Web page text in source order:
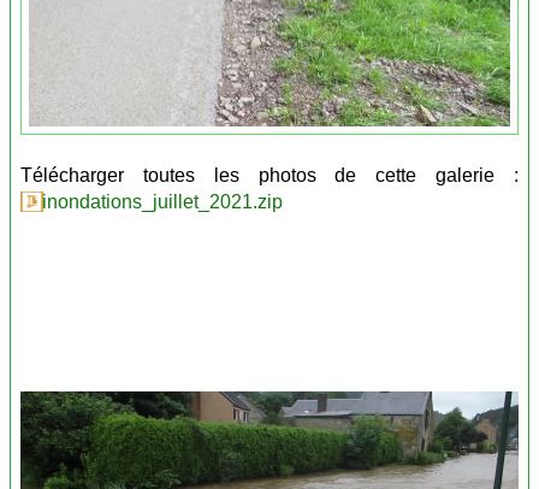
Télécharger toutes les photos de cette galerie :
inondations_juillet_2021.zip